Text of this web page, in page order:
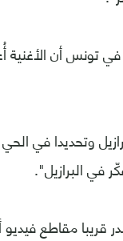
تونس أن الأغنية
وتحديدا في
في البرازيل".
مقاطع